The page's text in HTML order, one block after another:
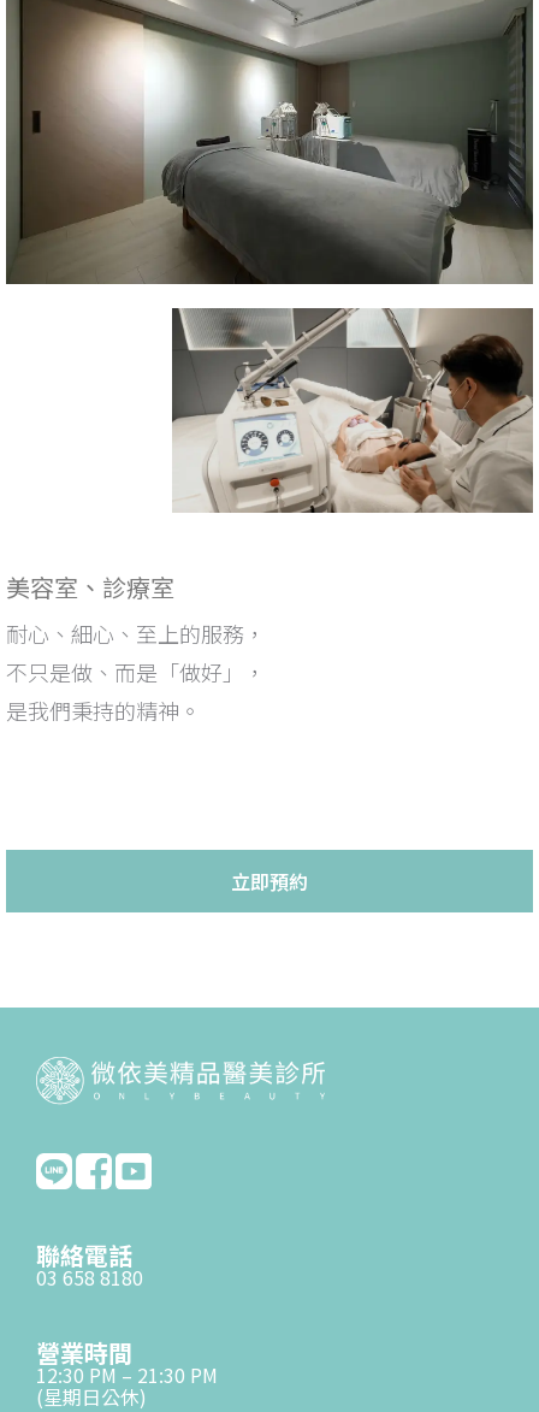
美容室、診療室
耐心、細心、至上的服務，
不只是做、而是「做好」，
是我們秉持的精神。
立即預約
聯絡電話
03 658 8180
營業時間
12:30 PM – 21:30 PM
(星期日公休)